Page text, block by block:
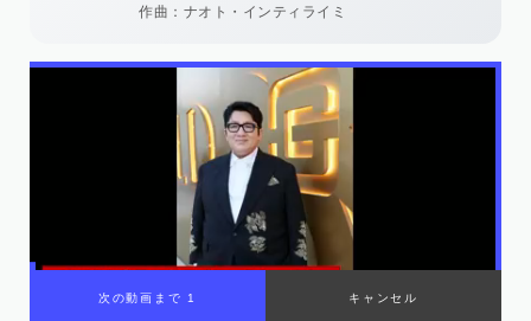
作曲：ナオト・インティライミ
次の動画まで 1 キャンセル